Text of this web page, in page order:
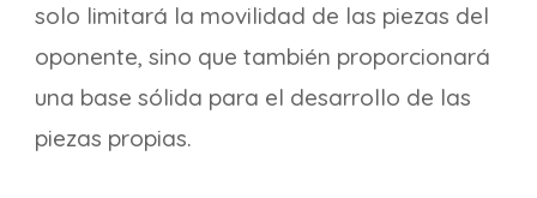
solo limitará la movilidad de las piezas del
oponente, sino que también proporcionará
una base sólida para el desarrollo de las
piezas propias.